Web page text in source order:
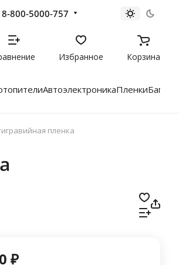
8-800-5000-757
Избранное Корзина
АвтоэлектроникаПленки
пленка
₽